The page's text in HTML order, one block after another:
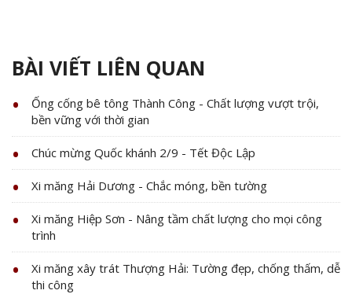
BÀI VIẾT LIÊN QUAN
Ống cống bê tông Thành Công - Chất lượng vượt trội,
bền vững với thời gian
Chúc mừng Quốc khánh 2/9 - Tết Độc Lập
Xi măng Hải Dương - Chắc móng, bền tường
Xi măng Hiệp Sơn - Nâng tầm chất lượng cho mọi công
trình
Xi măng xây trát Thượng Hải: Tường đẹp, chống thấm, dễ
thi công